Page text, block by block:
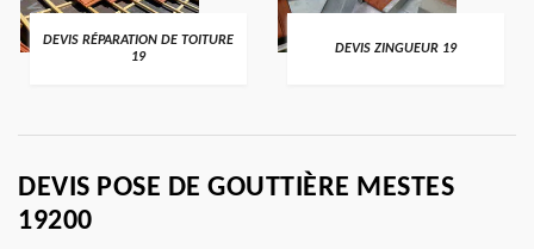
DEVIS RÉPARATION DE TOITURE
19
DEVIS ZINGUEUR 19
DEVIS POSE DE GOUTTIÈRE MESTES
19200